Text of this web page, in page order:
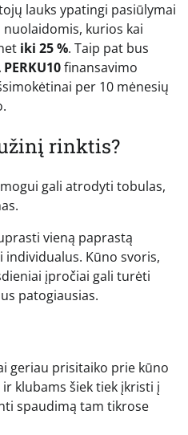
lauks ypatingi pasiūlymai
kurios kai
iki 25 %. Taip pat bus
PERKU10finansavimo
per 10 mėnesių
rinktis?
gali atrodyti tobulas,
vieną paprastą
individualus. Kūno svoris,
įpročiai gali turėti
patogiausias.
geriau prisitaiko prie kūno
klubams šiek tiek įkristi į
spaudimą tam tikrose